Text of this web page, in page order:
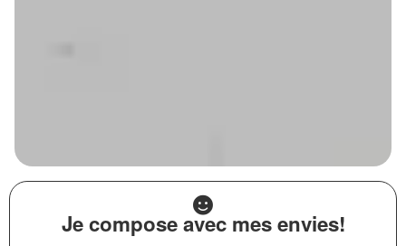
Je compose avec mes envies!